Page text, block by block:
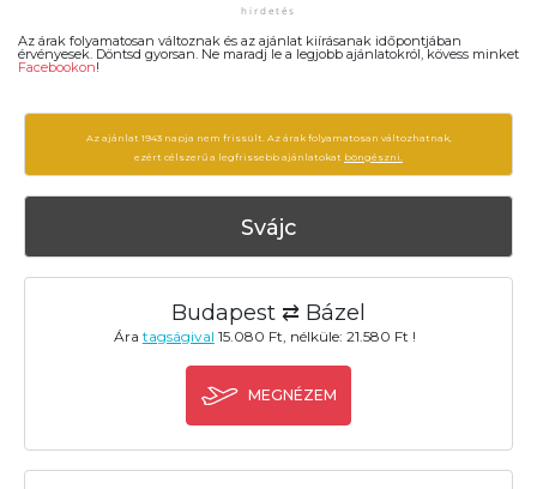
Az árak folyamatosan változnak és az ajánlat kiírásanak időpontjában
érvényesek. Döntsd gyorsan. Ne maradj le a legjobb ajánlatokról, kövess minket
Facebookon!
Az ajánlat 1943 napja nem frissült. Az árak folyamatosan változhatnak,
ezért célszerű a legfrissebb ajánlatokat böngészni.
Svájc
Budapest ⇄ Bázel
Ára tagságival 15.080 Ft, nélküle: 21.580 Ft !
MEGNÉZEM